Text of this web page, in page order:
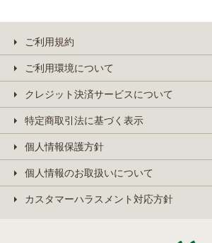
ご利用規約
ご利用環境について
クレジット決済サービスについて
特定商取引法に基づく表示
個人情報保護方針
個人情報のお取扱いについて
カスタマーハラスメント対応方針